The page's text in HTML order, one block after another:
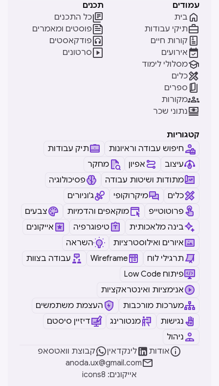
עמודים
בית 
תיקי עבודות
קורות חיים 
אירועים 
מסלולי לימוד
כלים
ספרים 
מקורות
נתוני שכר
תכנים
כל התכנים
פוסטים ומאמרים
פודקאסטים 
סרטונים 
קטגוריות
חיפוש עבודה וראיונות
תיק עבודות
עיצוב
אפיון
מחקר
מתודות ושיטות עבודה
פסיכולוגיה
כלים
מיקרוקופי
ג'וניורים
פרוטוטייפ
מוקאפים והדמיות
צבעים
בינה מלאכותית
טיפוגרפיה
אייקונים
איורים ואילוסטרציות
השראה
תרגילי לוח
Wireframe
עבודה בצוות
Low Code פיתוח
אנימציות ואינטראקציות
מערכות מורכבות
העצמת משתמשים
נגישות
מנטורינג
דיזיין סיסטם
ניהול
אודות לינקדאין קבוצת וואטסאפ
anoda.ux@gmail.com
icons8 :אייקונים